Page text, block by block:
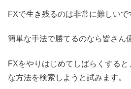
FXで生き残るのは非常に難しいで
簡単な手法で勝てるのなら皆さん
FXをやりはじめてしばらくする
な方法を検索しようと試みます。